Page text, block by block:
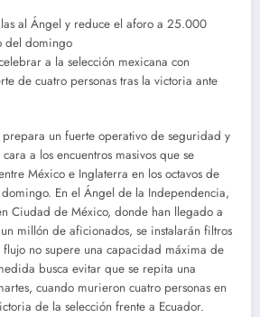
al Ángel y reduce el aforo a 25.000
del domingo
a la selección mexicana con
de cuatro personas tras la victoria ante
un fuerte operativo de seguridad y
a los encuentros masivos que se
México e Inglaterra en los octavos de
En el Ángel de la Independencia,
Ciudad de México, donde han llegado a
millón de aficionados, se instalarán filtros
no supere una capacidad máxima de
busca evitar que se repita una
cuando murieron cuatro personas en
de la selección frente a Ecuador.